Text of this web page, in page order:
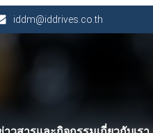
iddm@iddrives.co.th